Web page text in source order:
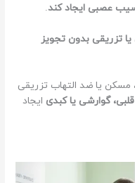
عصبی ایجاد کند.
یا تزریقی بدون تجویز
یا ضد التهاب تزریقی
گوارشی یا کبدی ایجاد